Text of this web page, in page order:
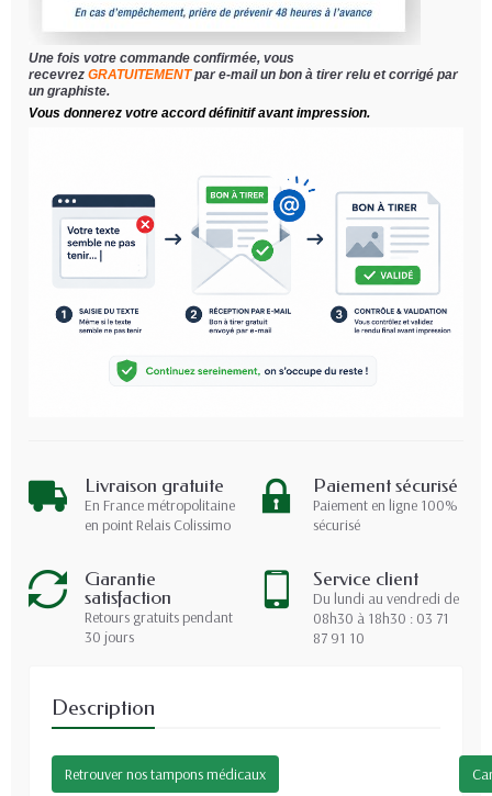
Une fois votre commande confirmée, vous
recevrez GRATUITEMENT par e-mail un bon à tirer relu et corrigé par
un graphiste.
Vous donnerez votre accord définitif avant impression.
Livraison gratuite
En France métropolitaine
en point Relais Colissimo
Paiement sécurisé
Paiement en ligne 100%
sécurisé
Garantie
satisfaction
Retours gratuits pendant
30 jours
Service client
Du lundi au vendredi de
08h30 à 18h30 : 03 71
87 91 10
Description
Retrouver nos tampons médicaux